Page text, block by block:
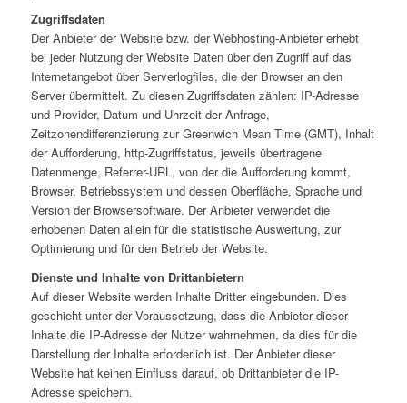
Zugriffsdaten
Der Anbieter der Website bzw. der Webhosting-Anbieter erhebt
bei jeder Nutzung der Website Daten über den Zugriff auf das
Internetangebot über Serverlogfiles, die der Browser an den
Server übermittelt. Zu diesen Zugriffsdaten zählen: IP-Adresse
und Provider, Datum und Uhrzeit der Anfrage,
Zeitzonendifferenzierung zur Greenwich Mean Time (GMT), Inhalt
der Aufforderung, http-Zugriffstatus, jeweils übertragene
Datenmenge, Referrer-URL, von der die Aufforderung kommt,
Browser, Betriebssystem und dessen Oberfläche, Sprache und
Version der Browsersoftware. Der Anbieter verwendet die
erhobenen Daten allein für die statistische Auswertung, zur
Optimierung und für den Betrieb der Website.
Dienste und Inhalte von Drittanbietern
Auf dieser Website werden Inhalte Dritter eingebunden. Dies
geschieht unter der Voraussetzung, dass die Anbieter dieser
Inhalte die IP-Adresse der Nutzer wahrnehmen, da dies für die
Darstellung der Inhalte erforderlich ist. Der Anbieter dieser
Website hat keinen Einfluss darauf, ob Drittanbieter die IP-
Adresse speichern.